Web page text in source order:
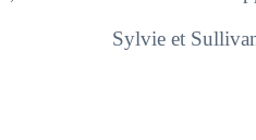
Sylvie et